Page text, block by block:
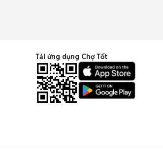
Tải ứng dụng Chợ Tốt